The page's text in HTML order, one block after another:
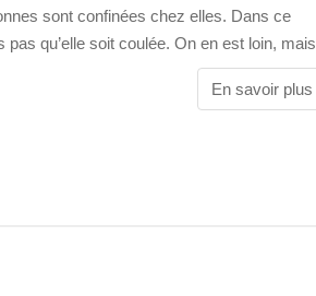
sont confinées chez elles. Dans ce
qu’elle soit coulée. On en est loin, mais
En savoir plus